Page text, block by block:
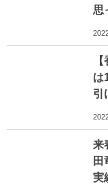
思
は
引
来
田
実